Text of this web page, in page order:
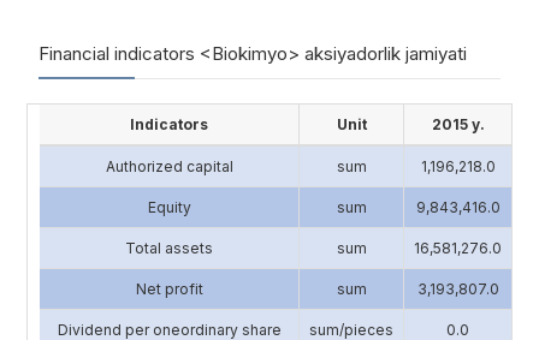
Financial indicators <Biokimyo> aksiyadorlik jamiyati
Indicators Unit 2015 y.
Authorized capital sum 1,196,218.0
Equity sum 9,843,416.0
Total assets sum 16,581,276.0
Net profit sum 3,193,807.0
Dividend per oneordinary share sum/pieces 0.0